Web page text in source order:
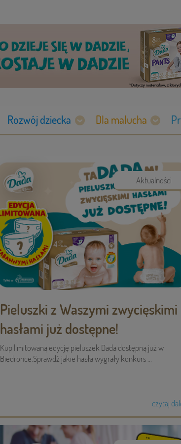
Rozwój dziecka Dla malucha
Aktualności
Pieluszki z Waszymi zwycięskimi
hasłami już dostępne!
Kup limitowaną edycję pieluszek Dada dostępną już w
Biedronce.Sprawdź jakie hasła wygrały konkurs ...
czytaj